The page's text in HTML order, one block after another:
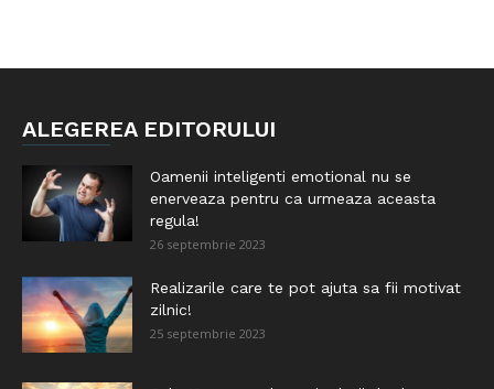
ALEGEREA EDITORULUI
Oamenii inteligenti emotional nu se
enerveaza pentru ca urmeaza aceasta
regula!
26 septembrie 2023
Realizarile care te pot ajuta sa fii motivat
zilnic!
25 septembrie 2023